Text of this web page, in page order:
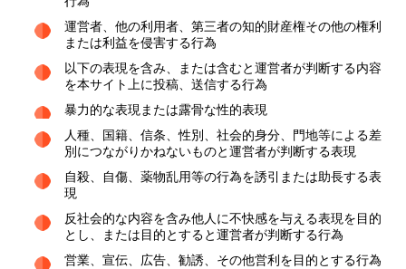
運営者、他の利用者、第三者の知的財産権その他の権利
または利益を侵害する行為
以下の表現を含み、または含むと運営者が判断する内容
を本サイト上に投稿、送信する行為
暴力的な表現または露骨な性的表現
人種、国籍、信条、性別、社会的身分、門地等による差
別につながりかねないものと運営者が判断する表現
自殺、自傷、薬物乱用等の行為を誘引または助長する表
現
反社会的な内容を含み他人に不快感を与える表現を目的
とし、または目的とすると運営者が判断する行為
営業、宣伝、広告、勧誘、その他営利を目的とする行為